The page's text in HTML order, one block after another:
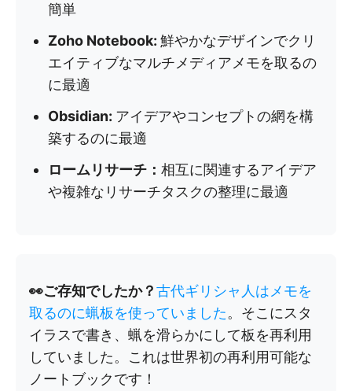
簡単
Zoho Notebook: 鮮やかなデザインでクリ
エイティブなマルチメディアメモを取るの
に最適
Obsidian: アイデアやコンセプトの網を構
築するのに最適
ロームリサーチ： 相互に関連するアイデア
や複雑なリサーチタスクの整理に最適
👀ご存知でしたか？古代ギリシャ人はメモを
取るのに蝋板を使っていました。そこにスタ
イラスで書き、蝋を滑らかにして板を再利用
していました。これは世界初の再利用可能な
ノートブックです！